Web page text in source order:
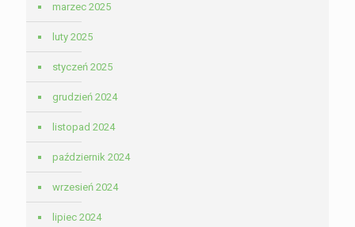
marzec 2025
luty 2025
styczeń 2025
grudzień 2024
listopad 2024
październik 2024
wrzesień 2024
lipiec 2024